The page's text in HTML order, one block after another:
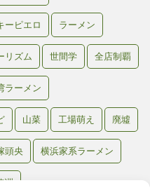
ーピエロ ラーメン
リズム 世間学 全店制覇
ラーメン
山菜 工場萌え 廃墟
頭央 横浜家系ラーメン
洲